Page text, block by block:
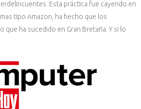
Esta práctica fue cayendo en
tipo Amazon, ha hecho que los
que ha sucedido en Gran Bretaña. Y si lo